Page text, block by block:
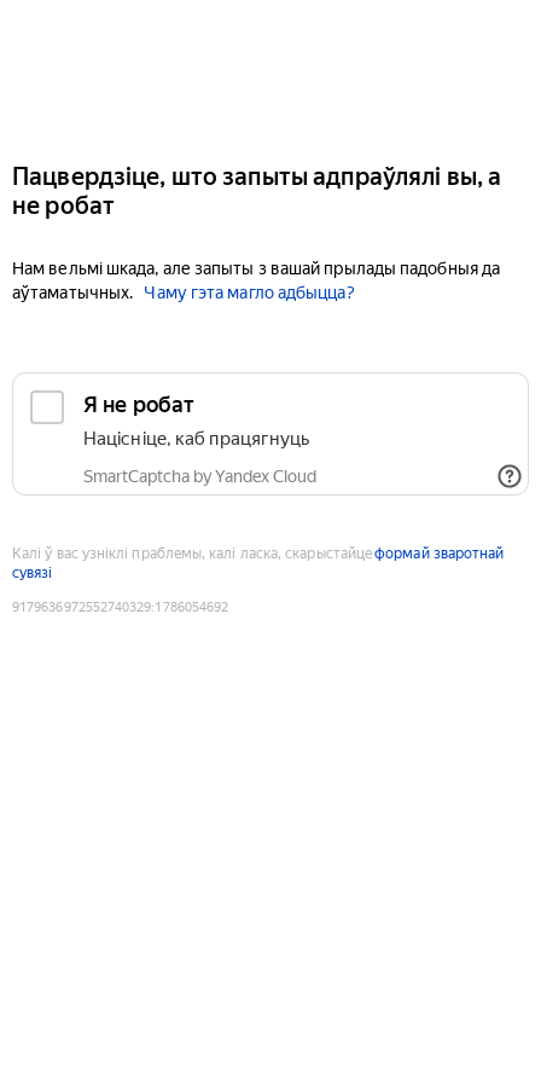
Пацвердзіце, што запыты адпраўлялі вы, а
не робат
Нам вельмі шкада, але запыты з вашай прылады падобныя да
аўтаматычных.
Чаму гэта магло адбыцца?
Я не робат
Націсніце, каб працягнуць
SmartCaptcha by Yandex Cloud
Калі ў вас узніклі праблемы, калі ласка, скарыстайцеформай зваротнай
сувязі
9179636972552740329:1786054692